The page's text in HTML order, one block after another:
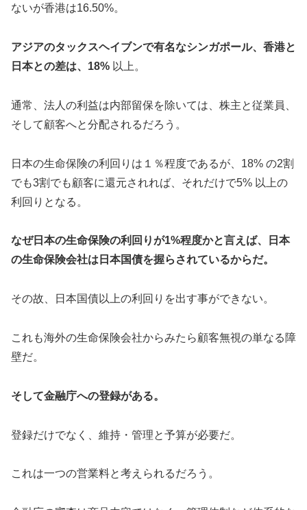
ないが香港は16.50%。
アジアのタックスヘイブンで有名なシンガポール、香港と
日本との差は、18% 以上。
通常、法人の利益は内部留保を除いては、株主と従業員、
そして顧客へと分配されるだろう。
日本の生命保険の利回りは１％程度であるが、18% の2割
でも3割でも顧客に還元されれば、それだけで5% 以上の
利回りとなる。
なぜ日本の生命保険の利回りが1%程度かと言えば、日本
の生命保険会社は日本国債を握らされているからだ。
その故、日本国債以上の利回りを出す事ができない。
これも海外の生命保険会社からみたら顧客無視の単なる障
壁だ。
そして金融庁への登録がある。
登録だけでなく、維持・管理と予算が必要だ。
これは一つの営業料と考えられるだろう。